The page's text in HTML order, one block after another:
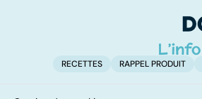
RECETTES RAPPEL PRODUIT